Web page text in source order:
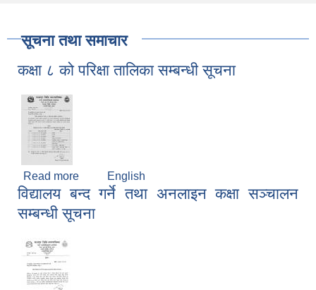
सूचना तथा समाचार
कक्षा ८ को परिक्षा तालिका सम्बन्धी सूचना
Read more about कक्षा ८ को परिक्षा तालिका सम्बन्धी सूचना
English
विद्यालय बन्द गर्ने तथा अनलाइन कक्षा सञ्चालन
सम्बन्धी सूचना